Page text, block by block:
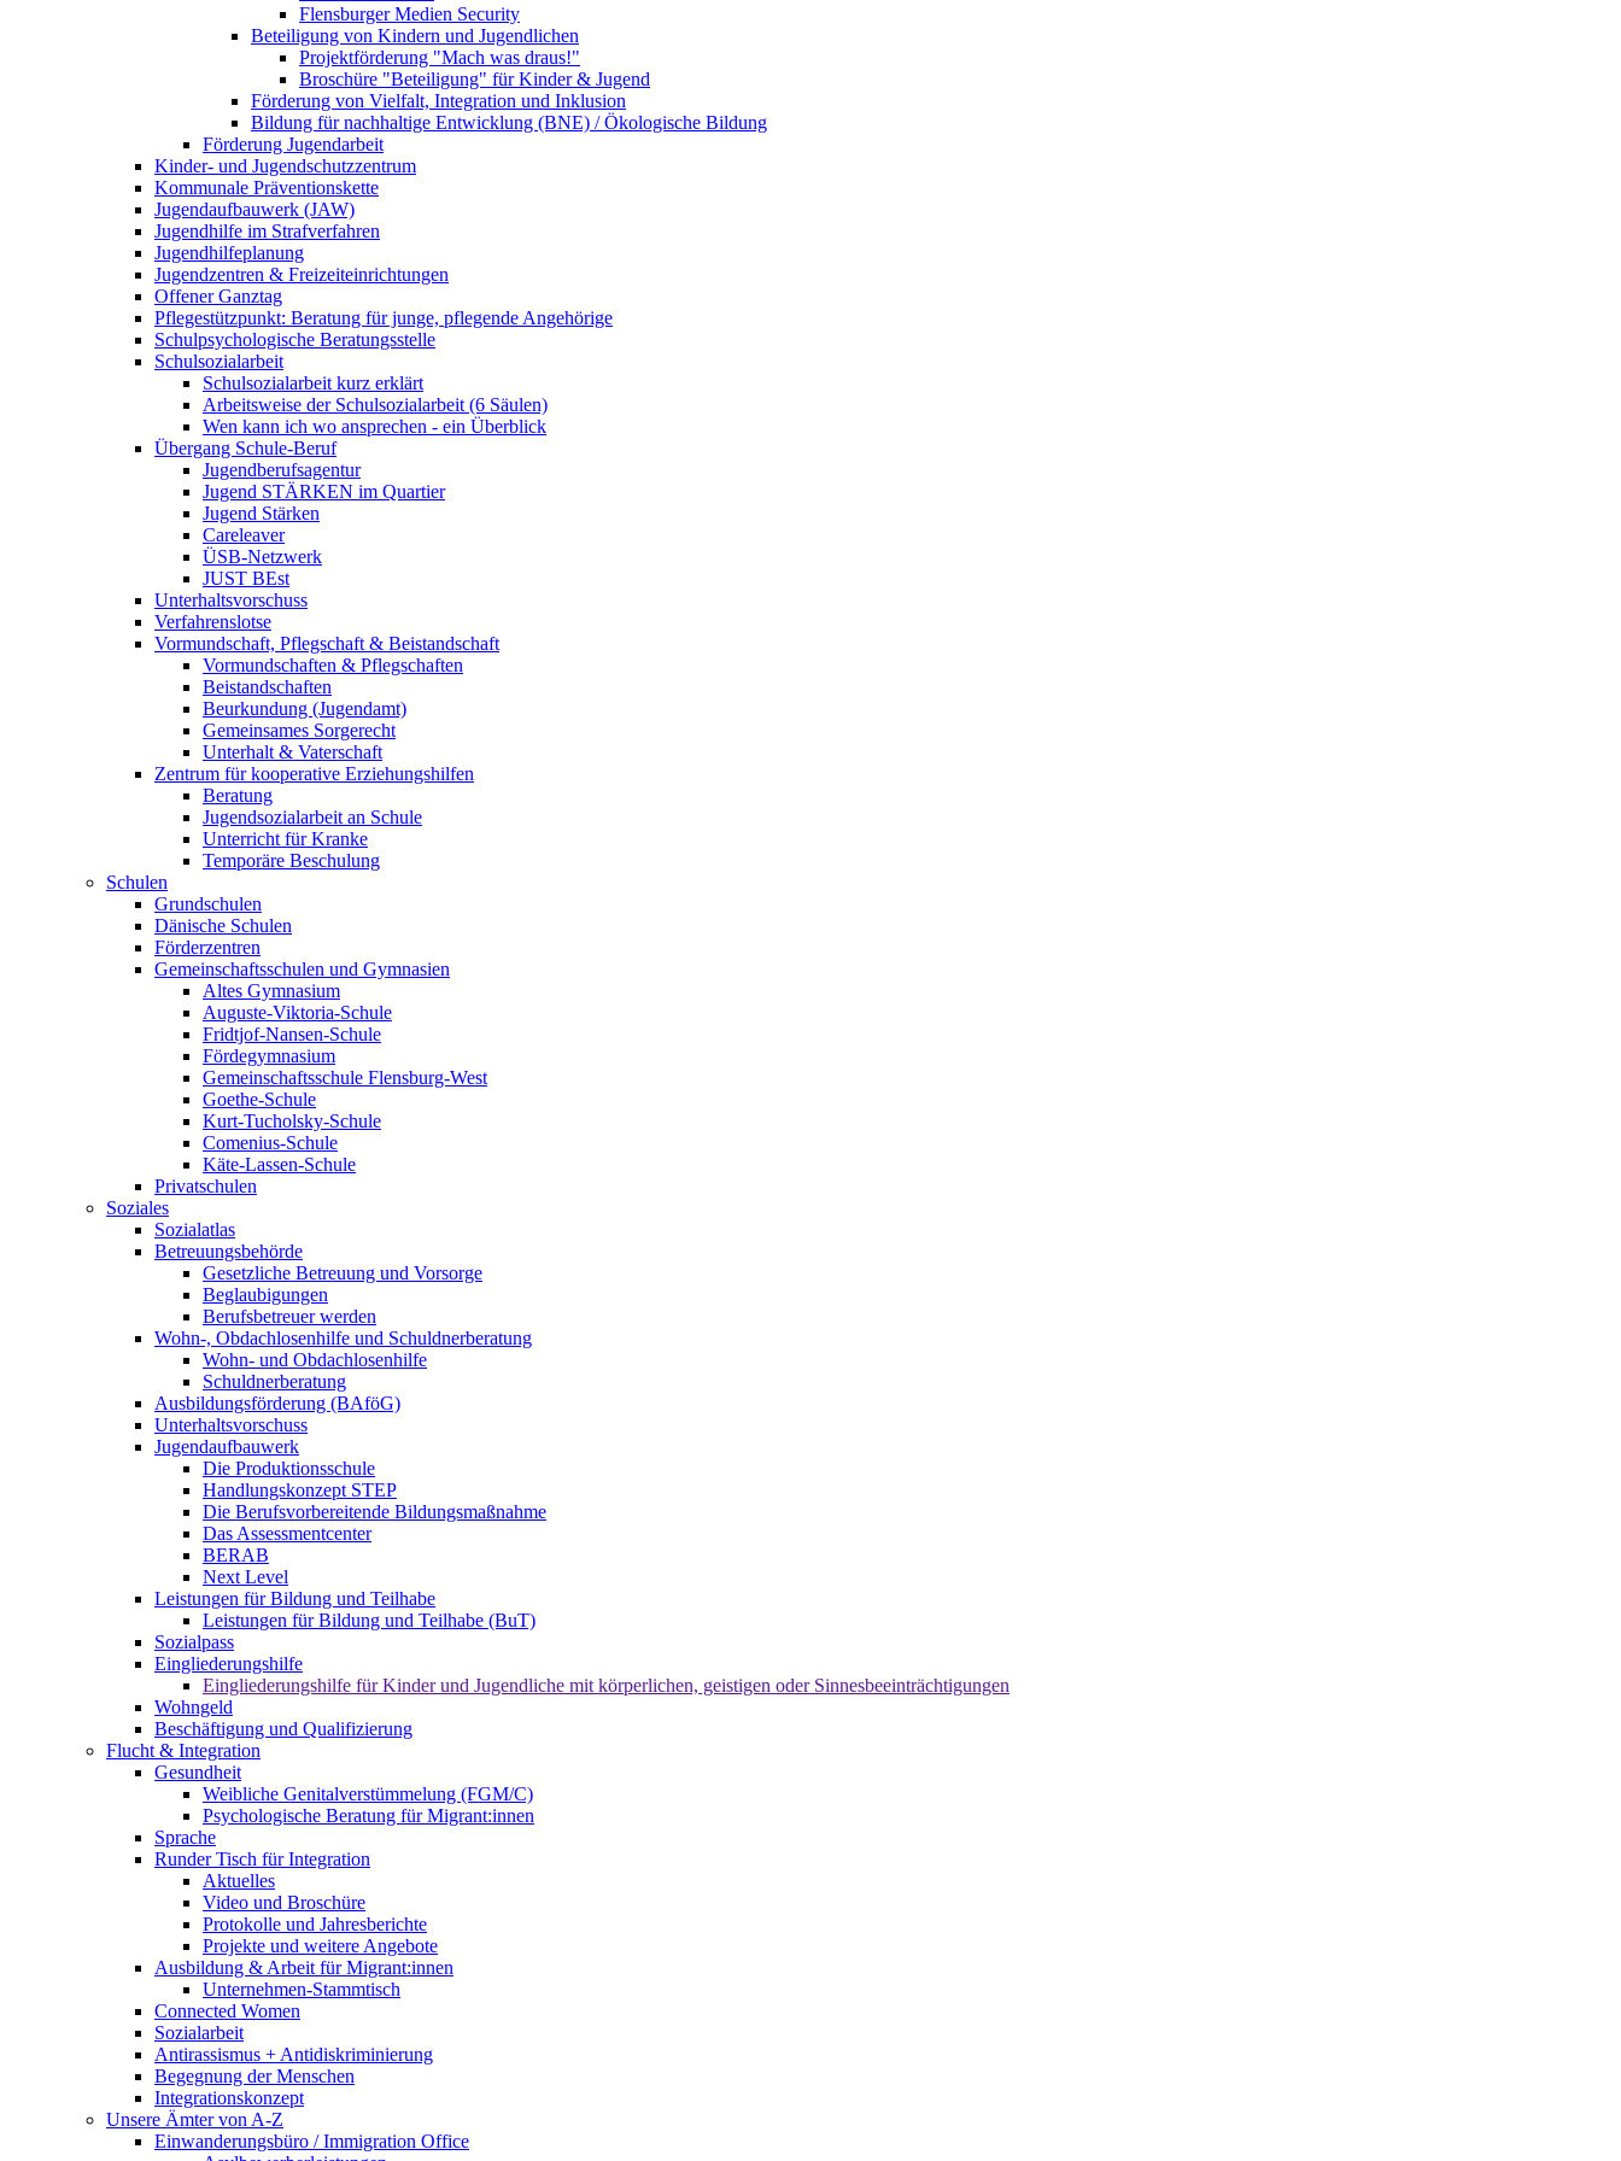
Flensburger Medien Security
Beteiligung von Kindern und Jugendlichen
Projektförderung "Mach was draus!"
Broschüre "Beteiligung" für Kinder & Jugend
Förderung von Vielfalt, Integration und Inklusion
Bildung für nachhaltige Entwicklung (BNE) / Ökologische Bildung
Förderung Jugendarbeit
Kinder- und Jugendschutzzentrum
Kommunale Präventionskette
Jugendaufbauwerk (JAW)
Jugendhilfe im Strafverfahren
Jugendhilfeplanung
Jugendzentren & Freizeiteinrichtungen
Offener Ganztag
Pflegestützpunkt: Beratung für junge, pflegende Angehörige
Schulpsychologische Beratungsstelle
Schulsozialarbeit
Schulsozialarbeit kurz erklärt
Arbeitsweise der Schulsozialarbeit (6 Säulen)
Wen kann ich wo ansprechen - ein Überblick
Übergang Schule-Beruf
Jugendberufsagentur
Jugend STÄRKEN im Quartier
Jugend Stärken
Careleaver
ÜSB-Netzwerk
JUST BEst
Unterhaltsvorschuss
Verfahrenslotse
Vormundschaft, Pflegschaft & Beistandschaft
Vormundschaften & Pflegschaften
Beistandschaften
Beurkundung (Jugendamt)
Gemeinsames Sorgerecht
Unterhalt & Vaterschaft
Zentrum für kooperative Erziehungshilfen
Beratung
Jugendsozialarbeit an Schule
Unterricht für Kranke
Temporäre Beschulung
Schulen
Grundschulen
Dänische Schulen
Förderzentren
Gemeinschaftsschulen und Gymnasien
Altes Gymnasium
Auguste-Viktoria-Schule
Fridtjof-Nansen-Schule
Fördegymnasium
Gemeinschaftsschule Flensburg-West
Goethe-Schule
Kurt-Tucholsky-Schule
Comenius-Schule
Käte-Lassen-Schule
Privatschulen
Soziales
Sozialatlas
Betreuungsbehörde
Gesetzliche Betreuung und Vorsorge
Beglaubigungen
Berufsbetreuer werden
Wohn-, Obdachlosenhilfe und Schuldnerberatung
Wohn- und Obdachlosenhilfe
Schuldnerberatung
Ausbildungsförderung (BAföG)
Unterhaltsvorschuss
Jugendaufbauwerk
Die Produktionsschule
Handlungskonzept STEP
Die Berufsvorbereitende Bildungsmaßnahme
Das Assessmentcenter
BERAB
Next Level
Leistungen für Bildung und Teilhabe
Leistungen für Bildung und Teilhabe (BuT)
Sozialpass
Eingliederungshilfe
Eingliederungshilfe für Kinder und Jugendliche mit körperlichen, geistigen oder Sinnesbeeinträchtigungen
Wohngeld
Beschäftigung und Qualifizierung
Flucht & Integration
Gesundheit
Weibliche Genitalverstümmelung (FGM/C)
Psychologische Beratung für Migrant:innen
Sprache
Runder Tisch für Integration
Aktuelles
Video und Broschüre
Protokolle und Jahresberichte
Projekte und weitere Angebote
Ausbildung & Arbeit für Migrant:innen
Unternehmen-Stammtisch
Connected Women
Sozialarbeit
Antirassismus + Antidiskriminierung
Begegnung der Menschen
Integrationskonzept
Unsere Ämter von A-Z
Einwanderungsbüro / Immigration Office